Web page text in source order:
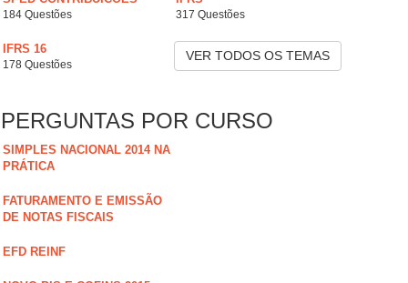
184 Questões 317 Questões
IFRS 16
178 Questões
VER TODOS OS TEMAS
PERGUNTAS POR CURSO
SIMPLES NACIONAL 2014 NA
PRÁTICA
FATURAMENTO E EMISSÃO
DE NOTAS FISCAIS
EFD REINF